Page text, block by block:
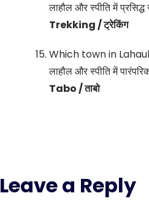
लाहौल और स्पीति में
Trekking / ट्रेकिंग
Which town in
लाहौल और स्पीति में
Tabo / ताबो
Leave a Reply